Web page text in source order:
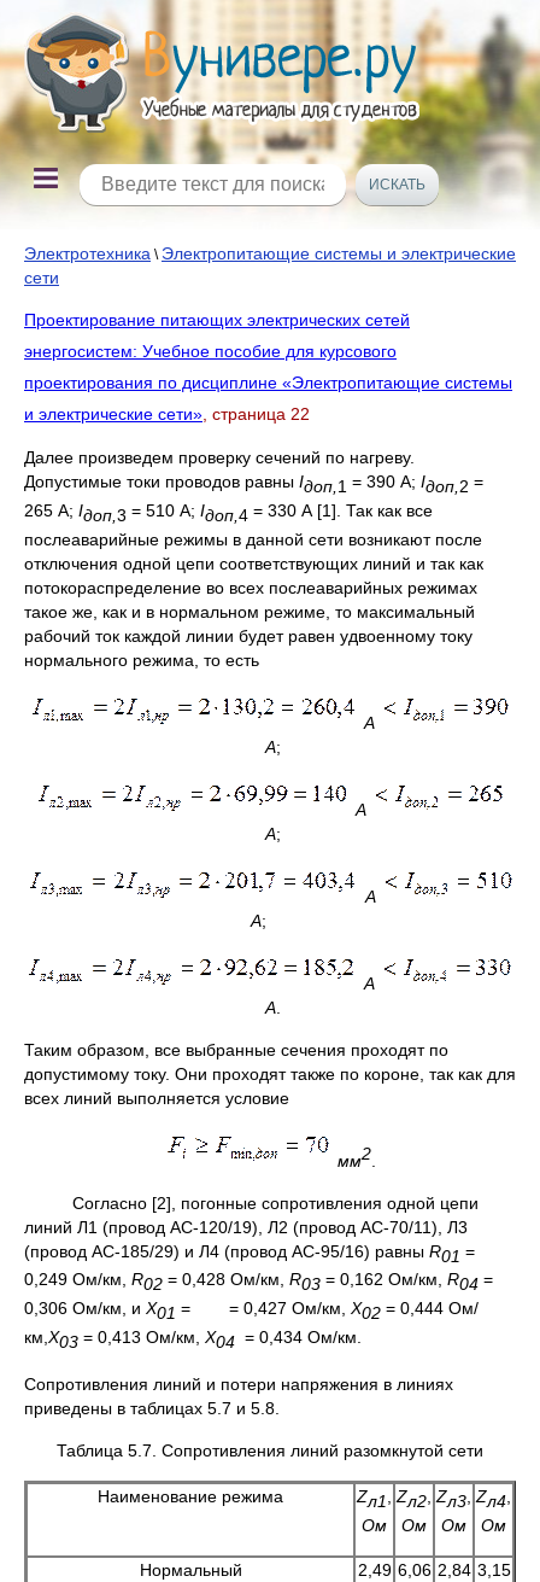
Электротехника \ Электропитающие системы и электрические
сети
Проектирование питающих электрических сетей
энергосистем: Учебное пособие для курсового
проектирования по дисциплине «Электропитающие системы
и электрические сети» , страница 22
Далее произведем проверку сечений по нагреву.
Допустимые токи проводов равны Iдоп, 1 = 390 А; Iдоп, 2 =
265 А; Iдоп, 3 = 510 А; Iдоп, 4 = 330 А [1]. Так как все
послеаварийные режимы в данной сети возникают после
отключения одной цепи соответствующих линий и так как
потокораспределение во всех послеаварийных режимах
такое же, как и в нормальном режиме, то максимальный
рабочий ток каждой линии будет равен удвоенному току
нормального режима, то есть
А
А;
А
А;
А
А;
А
А.
Таким образом, все выбранные сечения проходят по
допустимому току. Они проходят также по короне, так как для
всех линий выполняется условие
мм2
Согласно [2], погонные сопротивления одной цепи
линий Л1 (провод АС-120/19), Л2 (провод АС-70/11), Л3
(провод АС-185/29) и Л4 (провод АС-95/16) равны R01 =
0,249 Ом/км, R02 = 0,428 Ом/км, R03 = 0,162 Ом/км, R04 =
0,306 Ом/км, и X01 = = 0,427 Ом/км, X02 = 0,444 Ом/
км, X03 = 0,413 Ом/км, X04 = 0,434 Ом/км.
Сопротивления линий и потери напряжения в линиях
приведены в таблицах 5.7 и 5.8.
Таблица 5.7. Сопротивления линий разомкнутой сети
Наименование режима Zл1
Ом
Zл2
Ом
Zл3
Ом
Zл4
Ом
Нормальный
2,49 6,06 2,84 3,15